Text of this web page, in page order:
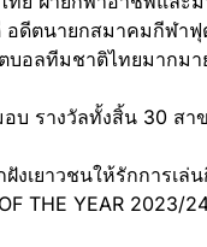
อดีตนายกสมาคมกีฬาฟุ
บอลทีมชาติไทยมากมา
บ รางวัลทั้งสิ้น 30 สา
ฝังเยาวชนให้รักการเล่
OF THE YEAR 2023/